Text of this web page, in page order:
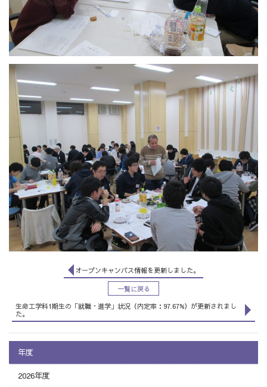
オープンキャンパス情報を更新しました。
一覧に戻る
生命工学科1期生の「就職・進学」状況（内定率：97.67%）が更新されまし
た。
年度
2026年度